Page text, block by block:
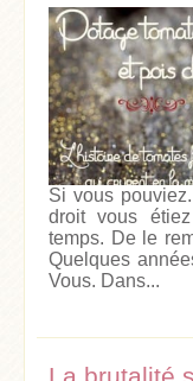
Si vous
droit vous
temps. De le
Quelques
Vous. Dans...
La brutalité